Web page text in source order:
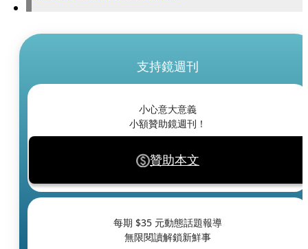
支持鏡週刊
小心意大意義
小額贊助鏡週刊！
贊助本文
每期 $35 元動態話題報導
無限閱讀解鎖新鮮事